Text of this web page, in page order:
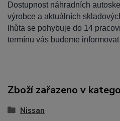
Dostupnost náhradních
výrobce a aktuálních
lhůta se pohybuje do 14
termínu vás budeme
Zboží zařazeno v
Nissan